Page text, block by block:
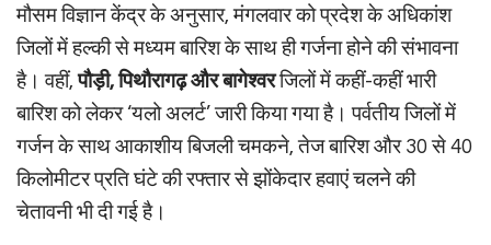
मौसम विज्ञान केंद्र के अनुसार, मंगलवार को प्रदेश के अधिकांश
जिलों में हल्की से मध्यम बारिश के साथ ही गर्जना होने की संभावना
है। वहीं,पौड़ी, पिथौरागढ़ और बागेश्वरजिलों में कहीं-कहीं भारी
बारिश को लेकर ‘यलो अलर्ट’ जारी किया गया है। पर्वतीय जिलों में
गर्जन के साथ आकाशीय बिजली चमकने, तेज बारिश और 30 से 40
किलोमीटर प्रति घंटे की रफ्तार से झोंकेदार हवाएं चलने की
चेतावनी भी दी गई है।